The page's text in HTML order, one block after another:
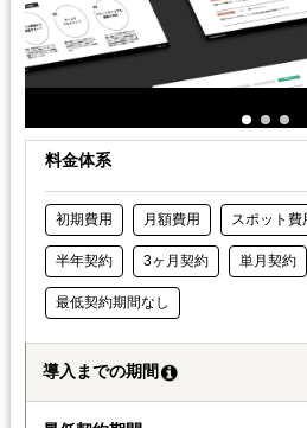
料金体系
初期費用 月額費用 スポット費
半年契約 3ヶ月契約 単月契約
最低契約期間なし
導入までの期間